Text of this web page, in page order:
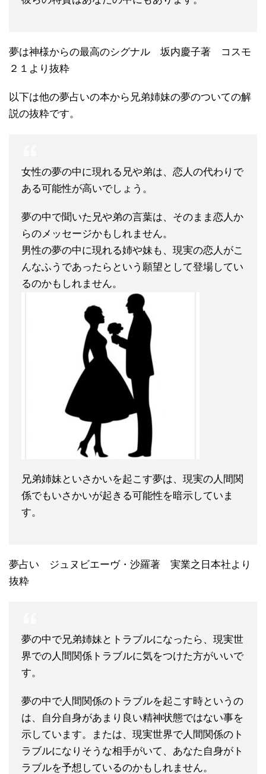
夢は神様からの最高のシグナル 坂内慶子著 コスモ
２１より抜粋
以下は他の夢占いの本から兄弟姉妹の夢のついての解
説の抜粋です。
女性の夢の中に現れる兄や弟は、恋人の代わりで
ある可能性が高いでしょう。
夢の中で聞いた兄や弟の言葉は、そのまま恋人か
らのメッセージかもしれません。
男性の夢の中に現れる姉や妹も、現実の恋人がこ
んなふうであったらという願望として登場してい
るのかもしれません。
兄弟姉妹といさかいを起こす夢は、現実の人間関
係でもいさかいが起きる可能性を暗示していま
す。
夢占い ジュヌビエーヴ・沙羅著 実業之日本社より
抜粋
夢の中で兄弟姉妹とトラブルになったら、現実世
界での人間関係トラブルに気をつけた方がいいで
す。
夢の中で人間関係のトラブルを起こす時というの
は、自分自身があまり良い精神状態ではない事を
示しています。または、現実世界で人間関係のト
ラブルになりそうな相手がいて、あなた自身がト
ラブルを予想しているのかもしれません。